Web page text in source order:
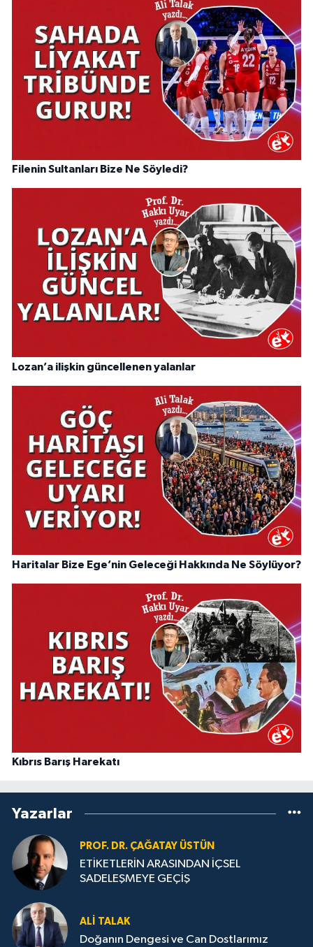
Filenin Sultanları Bize Ne Söyledi?
Lozan’a ilişkin güncellenen yalanlar
Haritalar Bize Ege’nin Geleceği Hakkında Ne Söylüyor?
Kıbrıs Barış Harekatı
Yazarlar
PROF. DR. ÇAĞATAY ÜSTÜN
ETİKETLERİN ARASINDAN İÇSEL
SADELEŞMEYE GEÇİŞ
ALI TALAK
Doğanın Dengesi ve Can Dostlarımız